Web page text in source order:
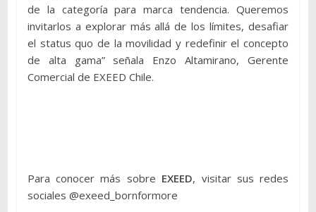
de la categoría para marca tendencia. Queremos
invitarlos a explorar más allá de los límites, desafiar
el status quo de la movilidad y redefinir el concepto
de alta gama” señala Enzo Altamirano, Gerente
Comercial de EXEED Chile.
Para conocer más sobre EXEED, visitar sus redes
sociales @exeed_bornformore